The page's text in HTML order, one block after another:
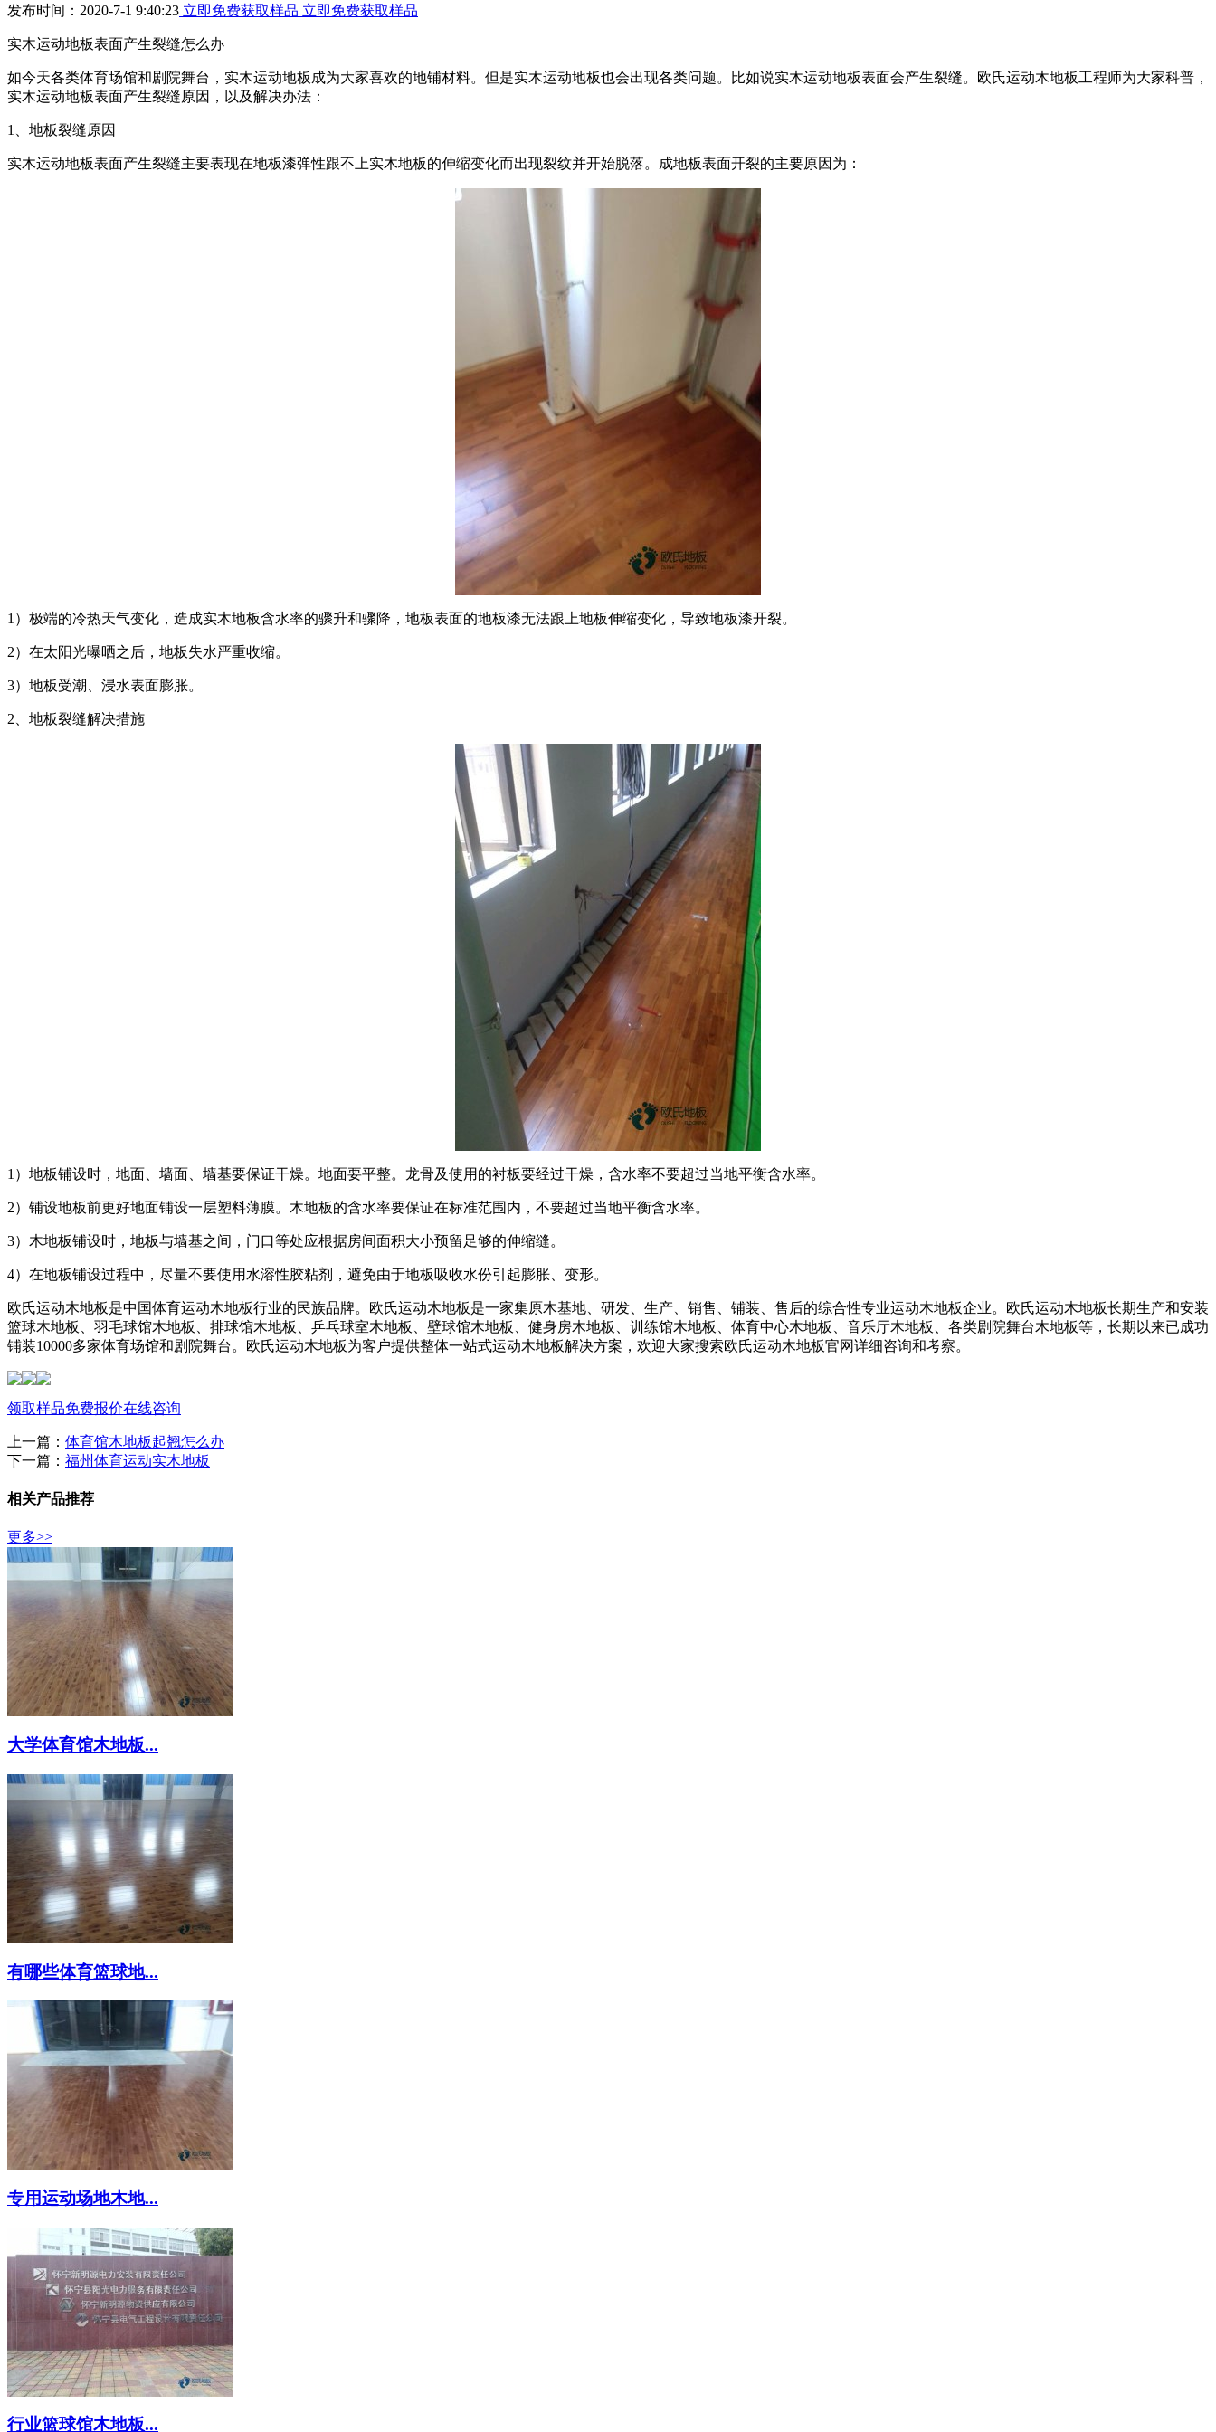
发布时间：2020-7-1 9:40:23 立即免费获取样品 立即免费获取样品
实木运动地板表面产生裂缝怎么办
如今天各类体育场馆和剧院舞台，实木运动地板成为大家喜欢的地铺材料。但是实木运动地板也会出现各类问题。比如说实木运动地板表面会产生裂缝。欧氏运动木地板工程师为大家科普，
实木运动地板表面产生裂缝原因，以及解决办法：
1、地板裂缝原因
实木运动地板表面产生裂缝主要表现在地板漆弹性跟不上实木地板的伸缩变化而出现裂纹并开始脱落。成地板表面开裂的主要原因为：
1）极端的冷热天气变化，造成实木地板含水率的骤升和骤降，地板表面的地板漆无法跟上地板伸缩变化，导致地板漆开裂。
2）在太阳光曝晒之后，地板失水严重收缩。
3）地板受潮、浸水表面膨胀。
2、地板裂缝解决措施
1）地板铺设时，地面、墙面、墙基要保证干燥。地面要平整。龙骨及使用的衬板要经过干燥，含水率不要超过当地平衡含水率。
2）铺设地板前更好地面铺设一层塑料薄膜。木地板的含水率要保证在标准范围内，不要超过当地平衡含水率。
3）木地板铺设时，地板与墙基之间，门口等处应根据房间面积大小预留足够的伸缩缝。
4）在地板铺设过程中，尽量不要使用水溶性胶粘剂，避免由于地板吸收水份引起膨胀、变形。
欧氏运动木地板是中国体育运动木地板行业的民族品牌。欧氏运动木地板是一家集原木基地、研发、生产、销售、铺装、售后的综合性专业运动木地板企业。欧氏运动木地板长期生产和安装
篮球木地板、羽毛球馆木地板、排球馆木地板、乒乓球室木地板、壁球馆木地板、健身房木地板、训练馆木地板、体育中心木地板、音乐厅木地板、各类剧院舞台木地板等，长期以来已成功
铺装10000多家体育场馆和剧院舞台。欧氏运动木地板为客户提供整体一站式运动木地板解决方案，欢迎大家搜索欧氏运动木地板官网详细咨询和考察。
领取样品免费报价在线咨询
上一篇： 体育馆木地板起翘怎么办
下一篇： 福州体育运动实木地板
相关产品推荐
更多>>
大学体育馆木地板...
有哪些体育篮球地...
专用运动场地木地...
行业篮球馆木地板...